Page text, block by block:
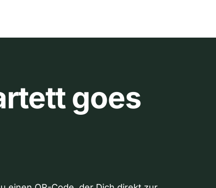
goes